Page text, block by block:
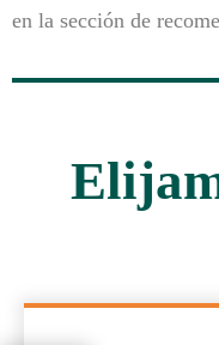
en la sección de